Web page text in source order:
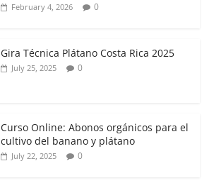
February 4, 2026 0
Gira Técnica Plátano Costa Rica 2025
July 25, 2025 0
Curso Online: Abonos orgánicos para el
cultivo del banano y plátano
July 22, 2025 0